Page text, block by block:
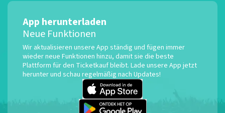
App herunterladen
Neue Funktionen
Wir aktualisieren unsere App ständig und fügen immer
wieder neue Funktionen hinzu, damit sie die beste
Plattform für den Ticketkauf bleibt. Lade unsere App jetzt
herunter und schau regelmäßig nach Updates!